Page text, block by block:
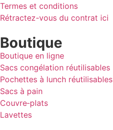
Termes et conditions
Rétractez-vous du contrat ici
Boutique
Boutique en ligne
Sacs congélation réutilisables
Pochettes à lunch réutilisables
Sacs à pain
Couvre‑plats
Lavettes